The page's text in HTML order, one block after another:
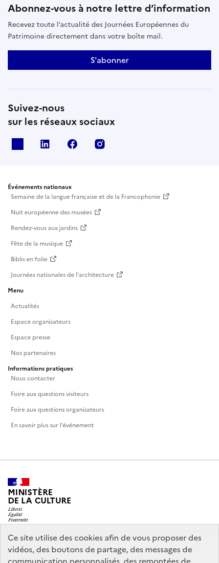
Ce site utilise des cookies afin de vous proposer des
vidéos, des boutons de partage, des messages de
Abonnez-vous à notre lettre d’information
Recevez toute l’actualité des Journées Européennes du
Patrimoine directement dans votre boîte mail.
S'abonner
Suivez-nous
sur les réseaux sociaux
Linkedin Facebook
Événements nationaux
Semaine de la langue française et de la Francophonie
Nuit européenne des musées
Rendez-vous aux jardins
Fête de la musique
Biblis en folie
Journées nationales de l'architecture
Menu
Actualités
Espace organisateurs
Espace presse
Nos partenaires
Informations pratiques
Nous contacter
Foire aux questions visiteurs
Foire aux questions organisateurs
En savoir plus sur l'événement
MINISTÈRE
DE LA CULTURE
legifrance.gouv.fr info.gouv.fr